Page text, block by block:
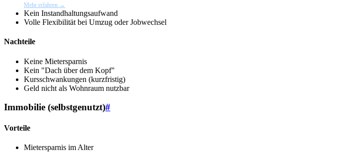
Mehr erfahren →
Kein Instandhaltungsaufwand
Volle Flexibilität bei Umzug oder Jobwechsel
Nachteile
Keine Mietersparnis
Kein "Dach über dem Kopf"
Kursschwankungen (kurzfristig)
Geld nicht als Wohnraum nutzbar
Immobilie (selbstgenutzt)#
Vorteile
Mietersparnis im Alter